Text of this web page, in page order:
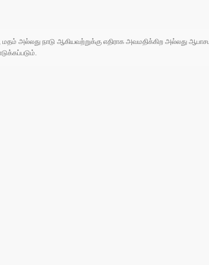
மதம் அல்லது நாடு ஆகியவற்றுக்கு எதிராக அவமதிக்கிற அல்லது